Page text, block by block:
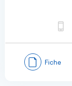
Fiche